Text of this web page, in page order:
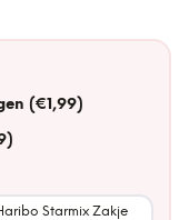
(€1,99)
Starmix Zakje